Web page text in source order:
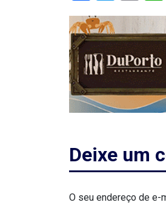
CÂMARA
FEDERAL
CÂMARA
Deixe um
O seu endereço de e-